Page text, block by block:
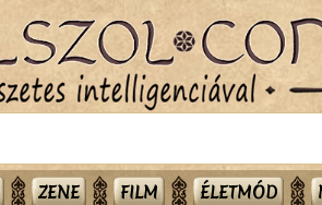
ZENE FILM ÉLETMÓD